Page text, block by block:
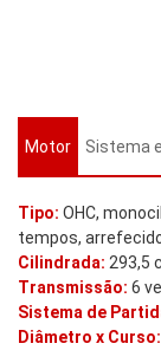
Motor Sistema
Tipo: OHC,
tempos,
Cilindrada: 293,5
Transmissão: 6
Sistema de
Diâmetro x Curso: